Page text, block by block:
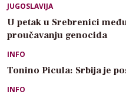
JUGOSLAVIJA
U petak u Srebrenici
proučavanju genocida
INFO
Tonino Picula: Srbija je
INFO